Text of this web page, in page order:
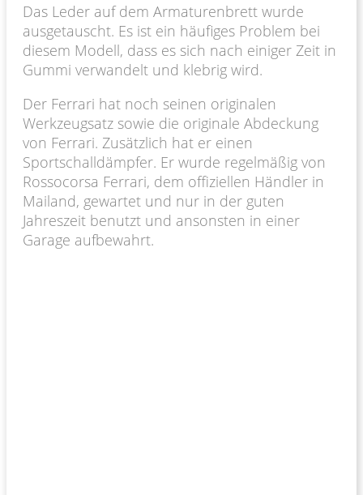
Das Leder auf dem Armaturenbrett wurde
ausgetauscht. Es ist ein häufiges Problem bei
diesem Modell, dass es sich nach einiger Zeit in
Gummi verwandelt und klebrig wird.
Der Ferrari hat noch seinen originalen
Werkzeugsatz sowie die originale Abdeckung
von Ferrari. Zusätzlich hat er einen
Sportschalldämpfer. Er wurde regelmäßig von
Rossocorsa Ferrari, dem offiziellen Händler in
Mailand, gewartet und nur in der guten
Jahreszeit benutzt und ansonsten in einer
Garage aufbewahrt.